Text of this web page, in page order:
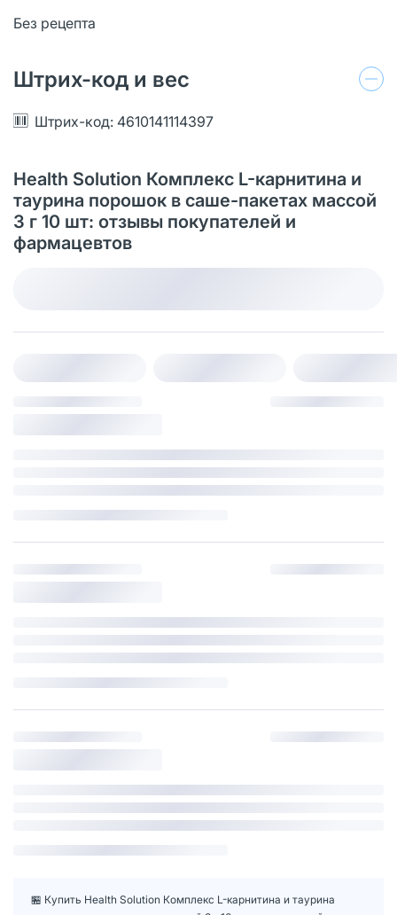
Без рецепта
Штрих-код и вес
Штрих-код: 4610141114397
Health Solution Комплекс L-карнитина и
таурина порошок в саше-пакетах массой
3 г 10 шт: отзывы покупателей и
фармацевтов
🏪 Купить Health Solution Комплекс L-карнитина и таурина